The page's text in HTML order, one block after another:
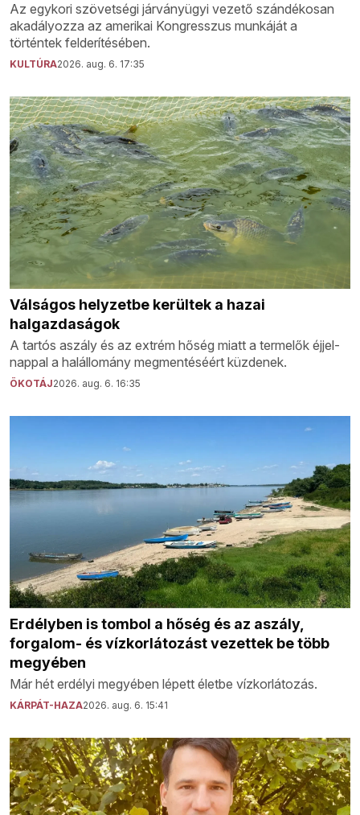
Az egykori szövetségi járványügyi vezető szándékosan
akadályozza az amerikai Kongresszus munkáját a
történtek felderítésében.
KULTÚRA2026. aug. 6. 17:35
Válságos helyzetbe kerültek a hazai
halgazdaságok
A tartós aszály és az extrém hőség miatt a termelők éjjel-
nappal a halállomány megmentéséért küzdenek.
ÖKOTÁJ2026. aug. 6. 16:35
Erdélyben is tombol a hőség és az aszály,
forgalom- és vízkorlátozást vezettek be több
megyében
Már hét erdélyi megyében lépett életbe vízkorlátozás.
KÁRPÁT-HAZA2026. aug. 6. 15:41